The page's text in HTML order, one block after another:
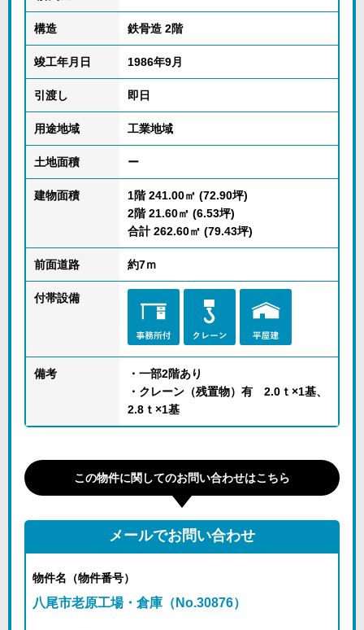
構造 鉄骨造 2階
竣工年月日 1986年9月
引渡し 即日
用途地域 工業地域
土地面積 ー
建物面積
1階 241.00㎡ (72.90坪)
2階 21.60㎡ (6.53坪)
合計 262.60㎡ (79.43坪)
前面道路 約7ｍ
付帯設備
備考
・一部2階あり
・クレーン（残置物）有 2.0ｔ×1基、
2.8ｔ×1基
この物件に関してのお問い合わせはこちら
メールでお問い合わせ
物件名（物件番号）
八尾市老原工場・倉庫（No.30876）